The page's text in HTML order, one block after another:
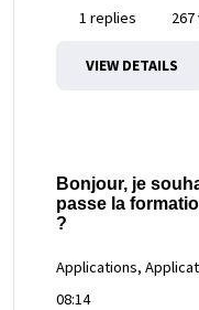
1 replies
VIEW DETAILS
Bonjour, je
passe la
?
Applications,
08:14